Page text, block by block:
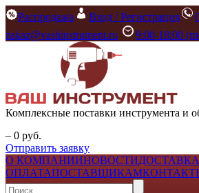
Распродажа Вход / Регистрация
zakaz@vashinstrument.ru
9:00-18:00
Комплексные поставки инструмента и
– 0 руб.
Отправить заявку
О КОМПАНИИНОВОСТИ
ОПЛАТАПОСТАВЩИКАМ